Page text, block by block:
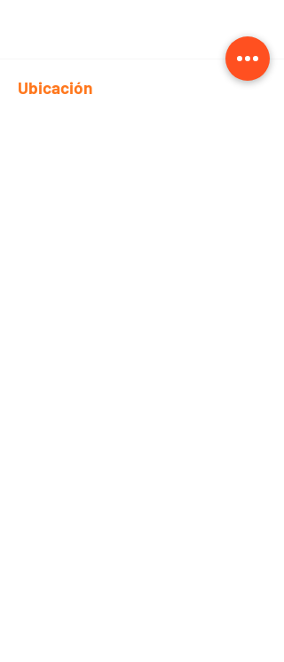
Ubicación